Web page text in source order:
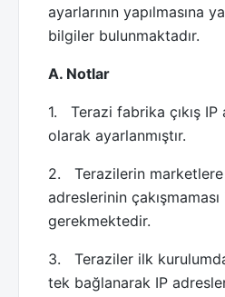
ayarlarının yapılmasına
bilgiler bulunmaktadır.
A. Notlar
1. Terazi fabrika çıkış IP
olarak ayarlanmıştır.
2. Terazilerin marketlere
adreslerinin
gerekmektedir.
3. Teraziler ilk
tek bağlanarak IP